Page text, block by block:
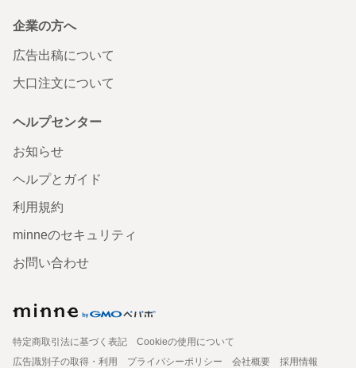
企業の方へ
広告出稿について
大口注文について
ヘルプセンター
お知らせ
ヘルプとガイド
利用規約
minneのセキュリティ
お問い合わせ
特定商取引法に基づく表記
Cookieの使用について
広告識別子の取得・利用
プライバシーポリシー 会社概要
採用情報